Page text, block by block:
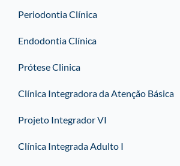
Periodontia Clínica
Endodontia Clínica
Prótese Clinica
Clínica Integradora da Atenção Básica
Projeto Integrador VI
Clínica Integrada Adulto I